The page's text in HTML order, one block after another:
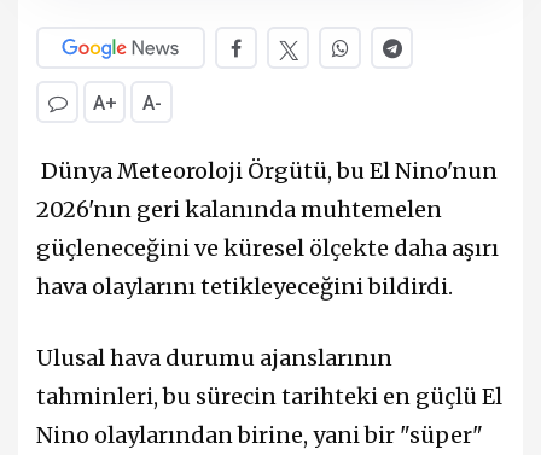
A+ A-
Dünya Meteoroloji Örgütü, bu El Nino'nun
2026'nın geri kalanında muhtemelen
güçleneceğini ve küresel ölçekte daha aşırı
hava olaylarını tetikleyeceğini bildirdi.
Ulusal hava durumu ajanslarının
tahminleri, bu sürecin tarihteki en güçlü El
Nino olaylarından birine, yani bir "süper"